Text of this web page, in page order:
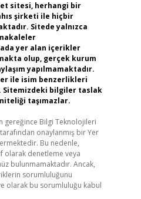
sitesi, herhangi bir
şirketi ile hiçbir
Sitede yalnızca
yer alan içerikler
olup, gerçek kurum
yapılmamaktadır.
ile isim benzerlikleri
Sitemizdeki bilgiler taslak
taşımazlar.
gereğince Bilgi Teknolojileri
onaylanmış bir Yer
Bu nedenle,
olarak denetleme veya
bulunmamaktadır. Ancak,
sorumluluğunu
olarak bu sorumluluğu kabul